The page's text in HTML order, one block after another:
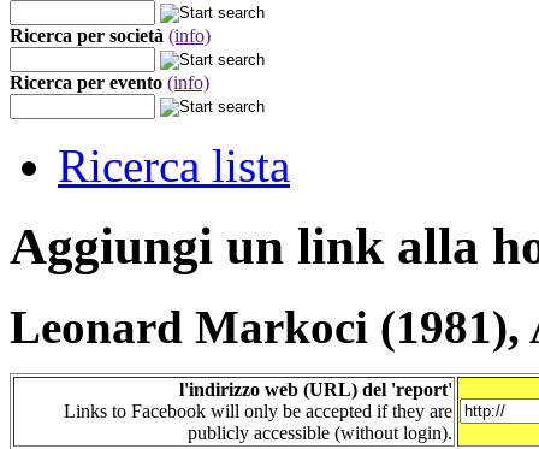
Ricerca per società (info)
Ricerca per evento (info)
Ricerca lista
Aggiungi un link alla
Leonard Markoci
l'indirizzo web (URL) del 'report'
Links to Facebook will only be accepted if they are
publicly accessible (without login).